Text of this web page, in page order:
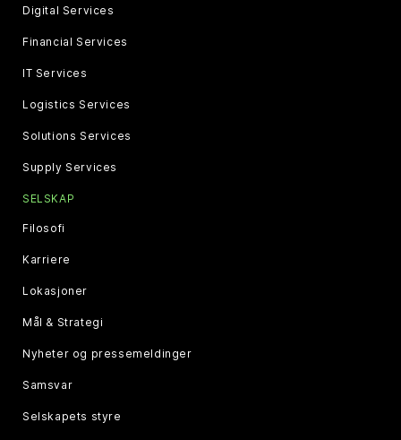
Digital Services
Financial Services
IT Services
Logistics Services
Solutions Services
Supply Services
SELSKAP
Filosofi
Karriere
Lokasjoner
Mål & Strategi
Nyheter og pressemeldinger
Samsvar
Selskapets styre